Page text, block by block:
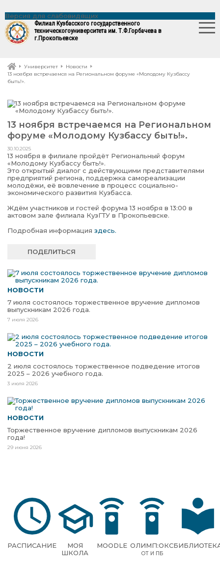
Версия для слабовидящих
Филиал Кузбасского государственного
техническогоуниверситета им. Т.Ф.Горбачева в
г.Прокопьевске
Университет
Новости
13 ноября встречаемся на Региональном форуме «Молодому Кузбассу
быть!».
13 ноября встречаемся на Региональном
форуме «Молодому Кузбассу быть!».
30.10.2025
13 ноября в филиале пройдёт Региональный форум
«Молодому Кузбассу быть!».
Это открытый диалог с действующими представителями
предприятий региона, поддержка самореализации
молодёжи, её вовлечение в процесс социально-
экономического развития Кузбасса.
Ждём участников и гостей форума 13 ноября в 13:00 в
актовом зале филиала КузГТУ в Прокопьевске.
Подробная информация здесь.
ПОДЕЛИТЬСЯ
НОВОСТИ
7 июля состоялось торжественное вручение дипломов
выпускникам 2026 года.
7 июля 2026
НОВОСТИ
2 июля состоялось торжественное подведение итогов
2025 – 2026 учебного года.
3 июля 2026
НОВОСТИ
Торжественное вручение дипломов выпускникам 2026
года!
29 июня 2026
РАСПИСАНИЕ
МОЯ
ШКОЛА
MOODLE ОЛИМП:ОКС
ОТ И ПБ